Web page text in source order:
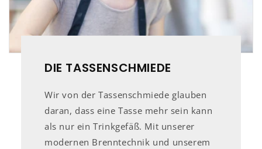
DIE TASSENSCHMIEDE
Wir von der Tassenschmiede glauben
daran, dass eine Tasse mehr sein kann
als nur ein Trinkgefäß. Mit unserer
modernen Brenntechnik und unserem